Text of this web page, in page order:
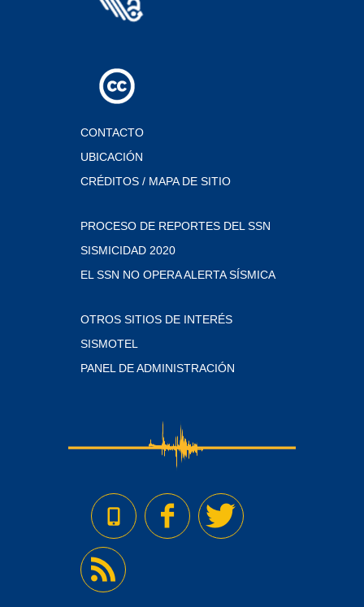
CONTACTO
UBICACIÓN
CRÉDITOS / MAPA DE SITIO
PROCESO DE REPORTES DEL SSN
SISMICIDAD 2020
EL SSN NO OPERA ALERTA SÍSMICA
OTROS SITIOS DE INTERÉS
SISMOTEL
PANEL DE ADMINISTRACIÓN